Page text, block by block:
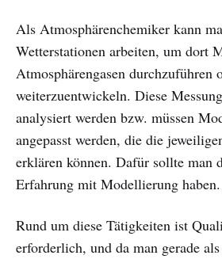
Als Atmosphärenchemiker kann
Wetterstationen arbeiten, um dort
Atmosphärengasen durchzuführen
weiterzuentwickeln. Diese
analysiert werden bzw. müssen
angepasst werden, die die
erklären können. Dafür sollte man
Erfahrung mit Modellierung haben.
Rund um diese Tätigkeiten ist
erforderlich, und da man gerade als